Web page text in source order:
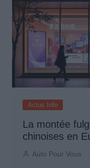
Actus Info
La montée
chinoises en
Auto Pour Vous